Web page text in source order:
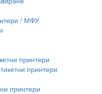
/ МФУ
принтери
принтери
принтери